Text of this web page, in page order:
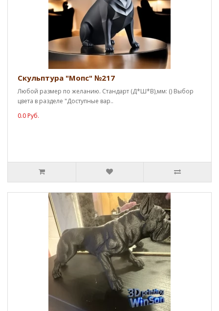
Скульптура "Мопс" №217
Любой размер по желанию. Стандарт (Д*Ш*В),мм: () Выбор
цвета в разделе "Доступные вар..
0.0 Руб.